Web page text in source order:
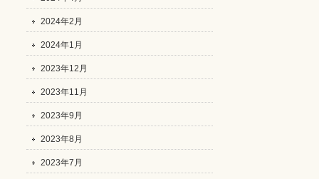
2024年2月
2024年1月
2023年12月
2023年11月
2023年9月
2023年8月
2023年7月